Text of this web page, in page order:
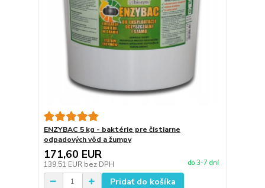
ENZYBAC 5 kg - baktérie pre čistiarne
odpadových vôd a žumpy
171,60 EUR
139,51 EUR bez DPH do 3-7 dní
Pridať do košíka